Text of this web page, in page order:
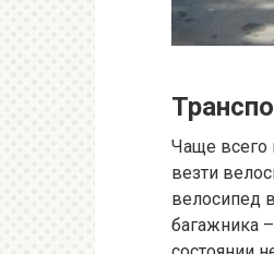
Чаще всего
везти
велосипед
багажника